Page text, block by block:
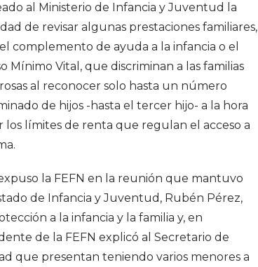
al Ministerio de Infancia y Juventud la
de revisar algunas prestaciones familiares,
complemento de ayuda a la infancia o el
Mínimo Vital, que discriminan a las familias
al reconocer solo hasta un número
de hijos -hasta el tercer hijo- a la hora
los límites de renta que regulan el acceso a
la FEFN en la reunión que mantuvo
de Infancia y Juventud, Rubén Pérez,
a la infancia y la familia y, en
de la FEFN explicó al Secretario de
que presentan teniendo varios menores a